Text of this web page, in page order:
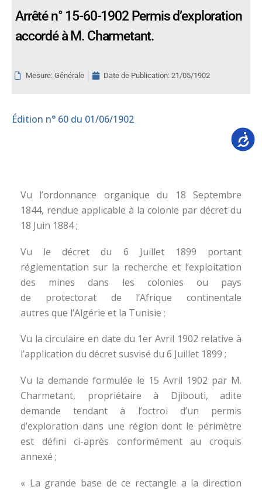
Arrêté n° 15-60-1902 Permis d’exploration
accordé à M. Charmetant.
Mesure: Générale Date de Publication: 21/05/1902
Édition n° 60 du 01/06/1902
Vu l’ordonnance organique du 18 Septembre
1844, rendue applicable à la colonie par décret du
18 Juin 1884 ;
Vu le décret du 6 Juillet 1899 portant
réglementation sur la recherche et l’exploitation
des mines dans les colonies ou pays
de protectorat de l’Afrique continentale
autres que l’Algérie et la Tunisie ;
Vu la circulaire en date du 1er Avril 1902 relative à
l’application du décret susvisé du 6 Juillet 1899 ;
Vu la demande formulée le 15 Avril 1902 par M.
Charmetant, propriétaire à Djibouti, adite
demande tendant à l’octroi d’un permis
d’exploration dans une région dont le périmètre
est défini ci-après conformément au croquis
annexé ;
« La grande base de ce rectangle a la direction